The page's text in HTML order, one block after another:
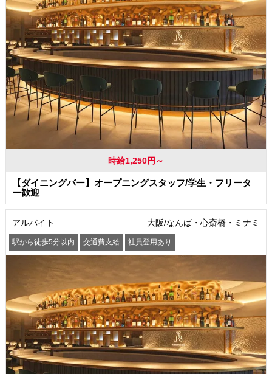
時給1,250円～
【ダイニングバー】オープニングスタッフ/学生・フリータ
ー歓迎
アルバイト 大阪/なんば・心斎橋・ミナミ
駅から徒歩5分以内 交通費支給 社員登用あり